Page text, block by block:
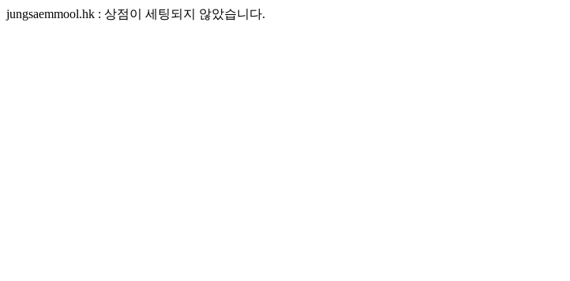
jungsaemmool.hk : 상점이 세팅되지 않았습니다.